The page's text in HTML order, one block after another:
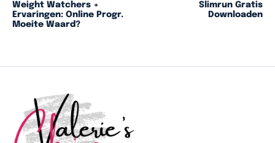
Weight Watchers +
Ervaringen: Online Progr.
Moeite Waard?
Slimrun Gratis
Downloaden